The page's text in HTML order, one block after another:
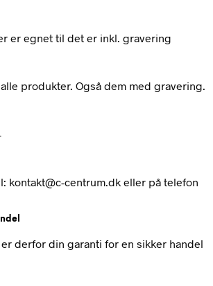
er egnet til det er inkl. gravering
produkter. Også dem med gravering.
kontakt@c-centrum.dk eller på telefon
derfor din garanti for en sikker handel